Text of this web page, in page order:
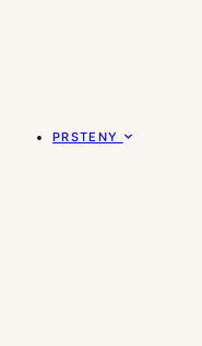
PRSTENY